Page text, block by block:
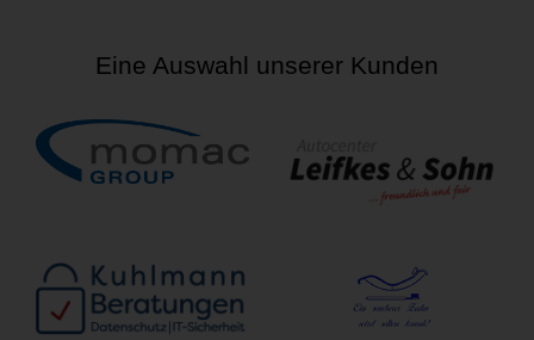
Eine Auswahl unserer Kunden